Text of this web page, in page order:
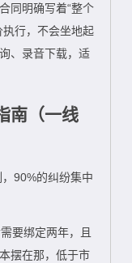
同明确写着“整个
行，不会坐地起
、录音下载，适
南（一线
90%的纠纷集中
要绑定两年，且
摆在那，低于市